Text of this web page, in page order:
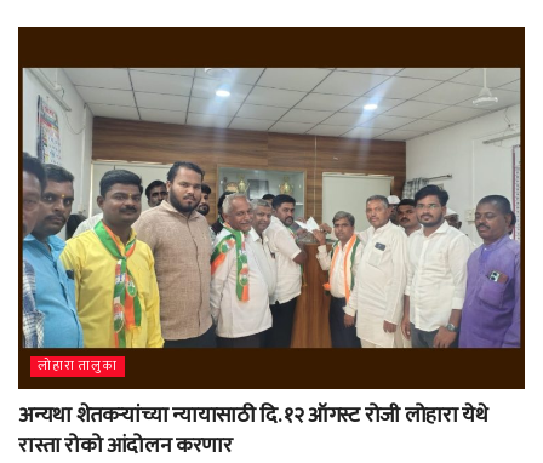
लोहारा तालुका
अन्यथा शेतकऱ्यांच्या न्यायासाठी दि. १२ ऑगस्ट रोजी लोहारा येथे
रास्ता रोको आंदोलन करणार